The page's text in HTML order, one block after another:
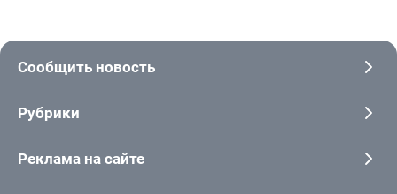
Сообщить новость
Рубрики
Реклама на сайте